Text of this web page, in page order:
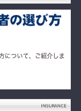
について、ご紹介しま